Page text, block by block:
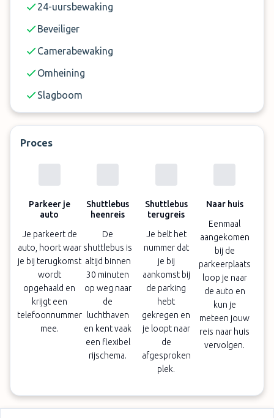
24-uursbewaking
Beveiliger
Camerabewaking
Omheining
Slagboom
Proces
Parkeer je
auto
Je parkeert de
auto, hoort waar
je bij terugkomst
wordt
opgehaald en
krijgt een
telefoonnummer
mee.
Shuttlebus
heenreis
De
shuttlebus is
altijd binnen
30 minuten
op weg naar
de
luchthaven
en kent vaak
een flexibel
rijschema.
Shuttlebus
terugreis
Je belt het
nummer dat
je bij
aankomst bij
de parking
hebt
gekregen en
je loopt naar
de
afgesproken
plek.
Naar huis
Eenmaal
aangekomen
bij de
parkeerplaats
loop je naar
de auto en
kun je
meteen jouw
reis naar huis
vervolgen.